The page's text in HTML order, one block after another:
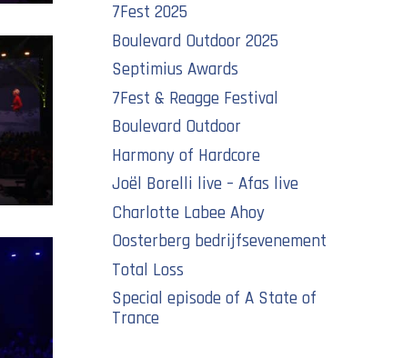
7Fest 2025
Boulevard Outdoor 2025
Septimius Awards
7Fest & Reagge Festival
Boulevard Outdoor
Harmony of Hardcore
Joël Borelli live – Afas live
Charlotte Labee Ahoy
Oosterberg bedrijfsevenement
Total Loss
Special episode of A State of
Trance